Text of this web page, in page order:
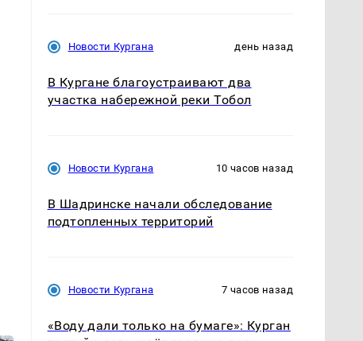
Новости Кургана день назад
В Кургане благоустраивают два
участка набережной реки Тобол
Новости Кургана 10 часов назад
В Шадринске начали обследование
подтопленных территорий
Новости Кургана 7 часов назад
«Воду дали только на бумаге»: Курган